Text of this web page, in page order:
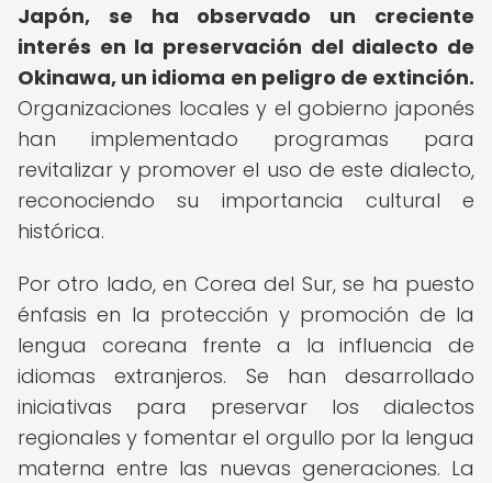
Japón, se ha observado un creciente
interés en la preservación del dialecto de
Okinawa, un idioma en peligro de extinción.
Organizaciones locales y el gobierno japonés
han implementado programas para
revitalizar y promover el uso de este dialecto,
reconociendo su importancia cultural e
histórica.
Por otro lado, en Corea del Sur, se ha puesto
énfasis en la protección y promoción de la
lengua coreana frente a la influencia de
idiomas extranjeros. Se han desarrollado
iniciativas para preservar los dialectos
regionales y fomentar el orgullo por la lengua
materna entre las nuevas generaciones. La